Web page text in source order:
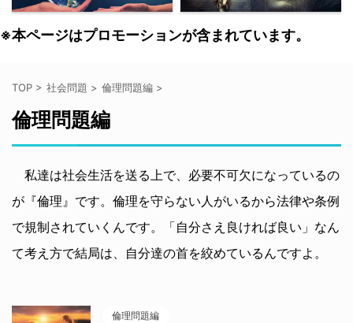
※本ページはプロモーションが含まれています。
TOP > 社会問題 > 倫理問題編 >
倫理問題編
私達は社会生活を送る上で、必要不可欠になっているの
が『倫理』です。倫理を守らない人がいるから法律や条例
で規制されていくんです。「自分さえ良ければ良い」なん
て考え方で結局は、自分達の首を絞めているんですよ。
倫理問題編